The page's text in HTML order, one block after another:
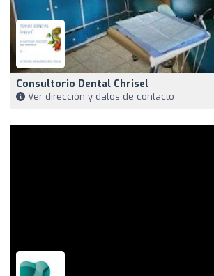
Consultorio Dental Chrisel
Ver dirección y datos de contacto